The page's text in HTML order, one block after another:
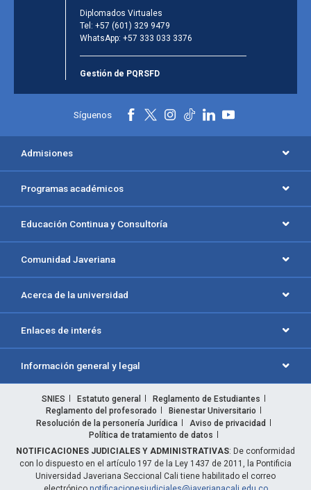
Diplomados Virtuales
Tel: +57 (601) 329 9479
WhatsApp: +57 333 033 3376
Gestión de PQRSFD
Síguenos
Admisiones
Programas académicos
Educación Continua y Consultoría
Comunidad Javeriana
Acerca de la universidad
Enlaces de interés
Información general y legal
SNIES Estatuto general
Reglamento de Estudiantes
Reglamento del profesorado
Bienestar Universitario
Resolución de la personería Jurídica
Aviso de privacidad
Política de tratamiento de datos
NOTIFICACIONES JUDICIALES Y ADMINISTRATIVAS: De conformidad
con lo dispuesto en el artículo 197 de la Ley 1437 de 2011, la Pontificia
Universidad Javeriana Seccional Cali tiene habilitado el correo